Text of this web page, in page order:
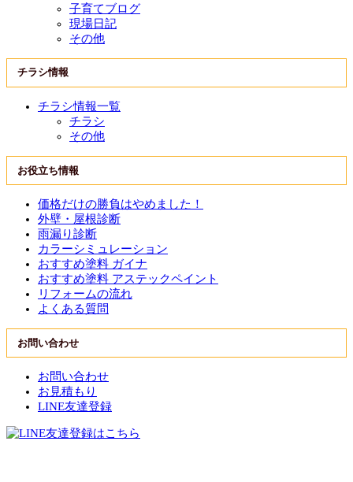
子育てブログ
現場日記
その他
チラシ情報
チラシ情報一覧
チラシ
その他
お役立ち情報
価格だけの勝負はやめました！
外壁・屋根診断
雨漏り診断
カラーシミュレーション
おすすめ塗料 ガイナ
おすすめ塗料 アステックペイント
リフォームの流れ
よくある質問
お問い合わせ
お問い合わせ
お見積もり
LINE友達登録